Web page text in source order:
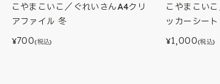
こやまこいこ／ぐれいさんA4クリ
アファイル 冬
¥700(税込)
こやまこい
ッカーシート
¥1,000(税込)